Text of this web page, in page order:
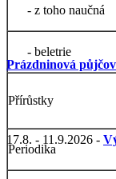
Prázdninová
17.8. - 11.9.2026 -
- z toho naučná
- beletrie
Přírůstky
Periodika